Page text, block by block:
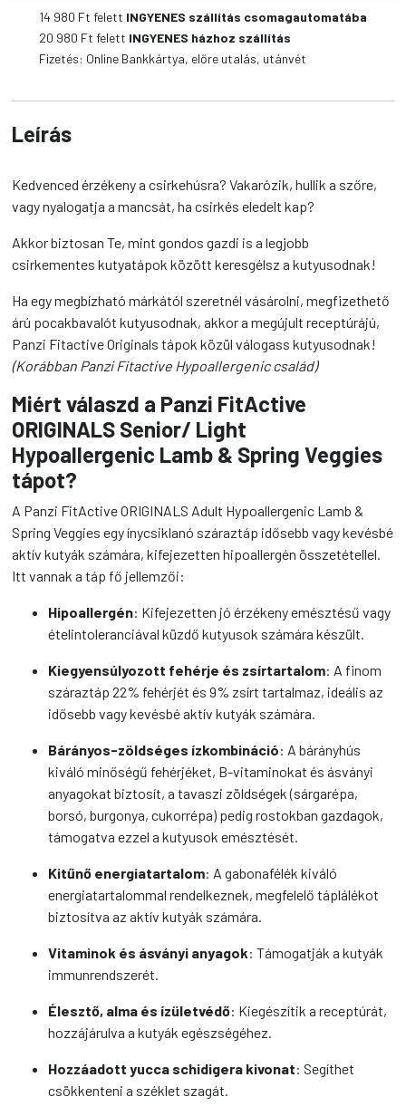
Hypoallergenic
Lamb
&
Veggies
14 980 Ft felett INGYENES szállítás csomagautomatába
20 980 Ft felett INGYENES házhoz szállítás
Fizetés: Online Bankkártya, előre utalás, utánvét
Leírás
Kedvenced érzékeny a csirkehúsra? Vakarózik, hullik a szőre,
vagy nyalogatja a mancsát, ha csirkés eledelt kap?
Akkor biztosan Te, mint gondos gazdi is a legjobb
csirkementes kutyatápok között keresgélsz a kutyusodnak!
Ha egy megbízható márkától szeretnél vásárolni, megfizethető
árú pocakbavalót kutyusodnak, akkor a megújult receptúrájú,
Panzi Fitactive Originals tápok közül válogass kutyusodnak!
(Korábban Panzi Fitactive Hypoallergenic család)
Miért válaszd a Panzi FitActive
ORIGINALS Senior/ Light
Hypoallergenic Lamb & Spring Veggies
tápot?
A Panzi FitActive ORIGINALS Adult Hypoallergenic Lamb &
Spring Veggies egy ínycsiklanó száraztáp idősebb vagy kevésbé
aktív kutyák számára, kifejezetten hipoallergén összetétellel.
Itt vannak a táp fő jellemzői:
Hipoallergén: Kifejezetten jó érzékeny emésztésű vagy
ételintoleranciával küzdő kutyusok számára készült.
Kiegyensúlyozott fehérje és zsírtartalom: A finom
száraztáp 22% fehérjét és 9% zsírt tartalmaz, ideális az
idősebb vagy kevésbé aktív kutyák számára.
Bárányos-zöldséges ízkombináció: A bárányhús
kiváló minőségű fehérjéket, B-vitaminokat és ásványi
anyagokat biztosít, a tavaszi zöldségek (sárgarépa,
borsó, burgonya, cukorrépa) pedig rostokban gazdagok,
támogatva ezzel a kutyusok emésztését.
Kitűnő energiatartalom: A gabonafélék kiváló
energiatartalommal rendelkeznek, megfelelő táplálékot
biztosítva az aktív kutyák számára.
Vitaminok és ásványi anyagok: Támogatják a kutyák
immunrendszerét.
Élesztő, alma és ízületvédő: Kiegészítik a receptúrát,
hozzájárulva a kutyák egészségéhez.
Hozzáadott yucca schidigera kivonat: Segíthet
csökkenteni a széklet szagát.